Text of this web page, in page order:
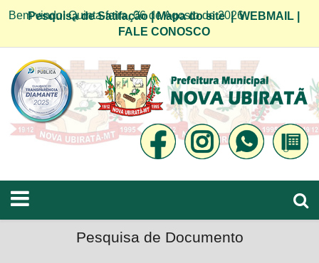
Bem vindo! Quinta-feira, 06 de Agosto de 2026
Pesquisa de Satifação|Mapa do site|WEBMAIL
FALE CONOSCO
Pesquisa de Documento